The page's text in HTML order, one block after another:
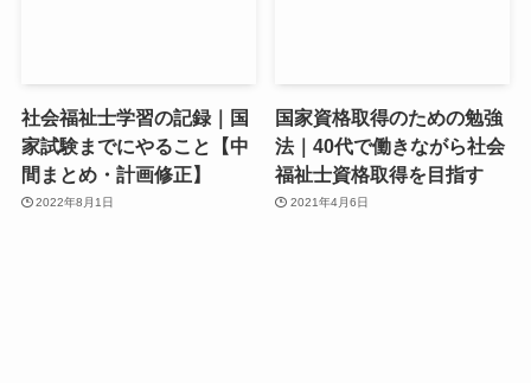
社会福祉士学習の記録｜国
家試験までにやること【中
間まとめ・計画修正】
2022年8月1日
国家資格取得のための勉強
法｜40代で働きながら社会
福祉士資格取得を目指す
2021年4月6日